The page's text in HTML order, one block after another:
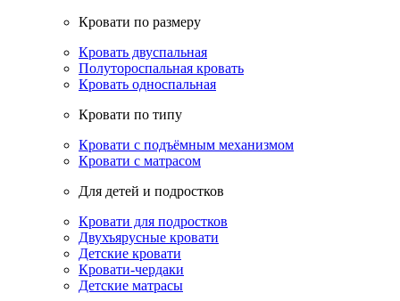
Кровати по размеру
Кровать двуспальная
Полутороспальная кровать
Кровать односпальная
Кровати по типу
Кровати с подъёмным механизмом
Кровати с матрасом
Для детей и подростков
Кровати для подростков
Двухъярусные кровати
Детские кровати
Кровати-чердаки
Детские матрасы